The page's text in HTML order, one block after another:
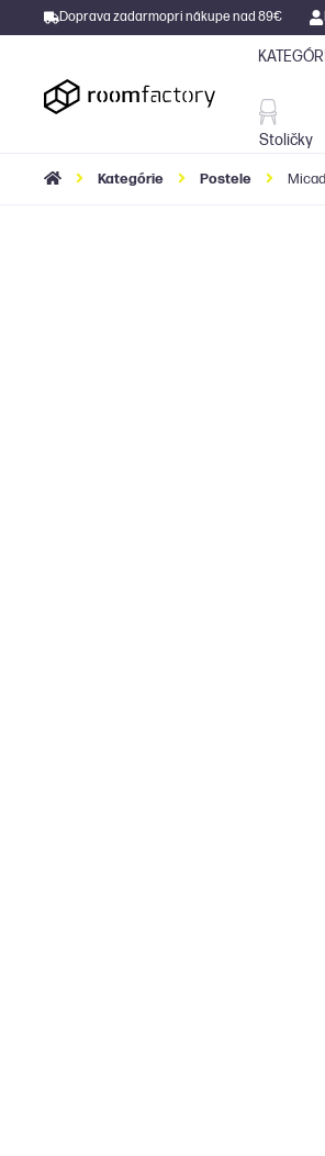
Doprava zadarmopri nákupe nad 89€
Stoličky
Kategórie Postele